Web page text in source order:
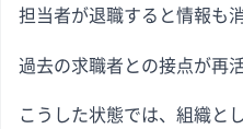
担当者が退職すると情報も消
過去の求職者との接点が再
こうした状態では、組織と